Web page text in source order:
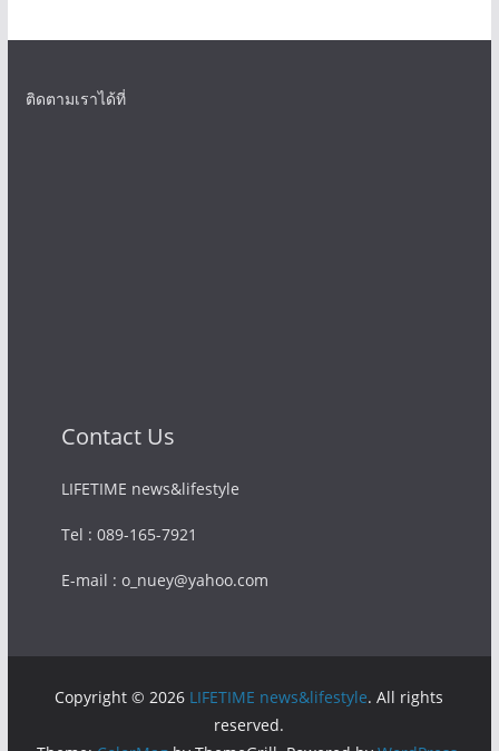
ติดตามเราได้ที่
Contact Us
LIFETIME news&lifestyle
Tel : 089-165-7921
E-mail : o_nuey@yahoo.com
Copyright © 2026 LIFETIME news&lifestyle. All rights
reserved.